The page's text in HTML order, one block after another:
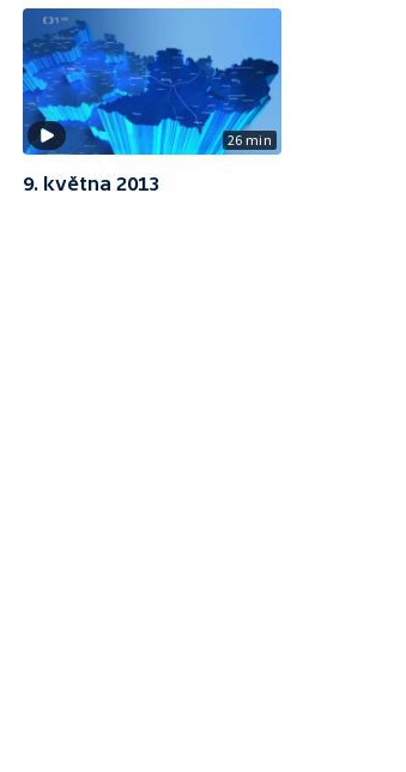
26 min
9. května 2013